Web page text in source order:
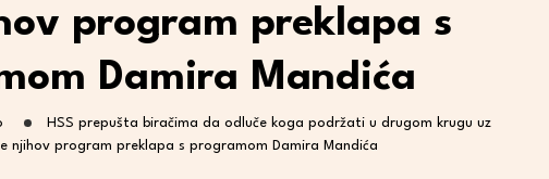
program preklapa s
Damira Mandića
HSS prepušta biračima da odluče koga podržati u drugom krugu uz
njihov program preklapa s programom Damira Mandića